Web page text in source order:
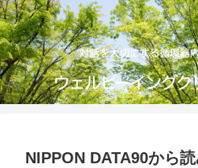
NIPPON DATA90から